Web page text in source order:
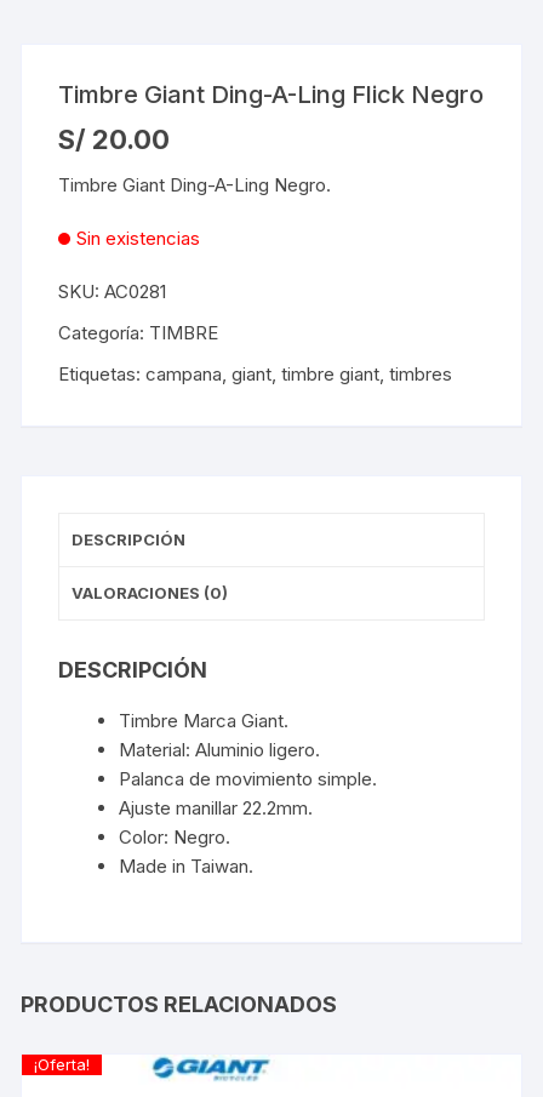
Timbre Giant Ding-A-Ling Flick Negro
S/ 20.00
Timbre Giant Ding-A-Ling Negro.
Sin existencias
SKU:AC0281
Categoría: TIMBRE
Etiquetas:campana ,giant ,timbre giant ,timbres
DESCRIPCIÓN
VALORACIONES (0)
DESCRIPCIÓN
Timbre Marca Giant.
Material: Aluminio ligero.
Palanca de movimiento simple.
Ajuste manillar 22.2mm.
Color: Negro.
Made in Taiwan.
PRODUCTOS RELACIONADOS
¡Oferta!